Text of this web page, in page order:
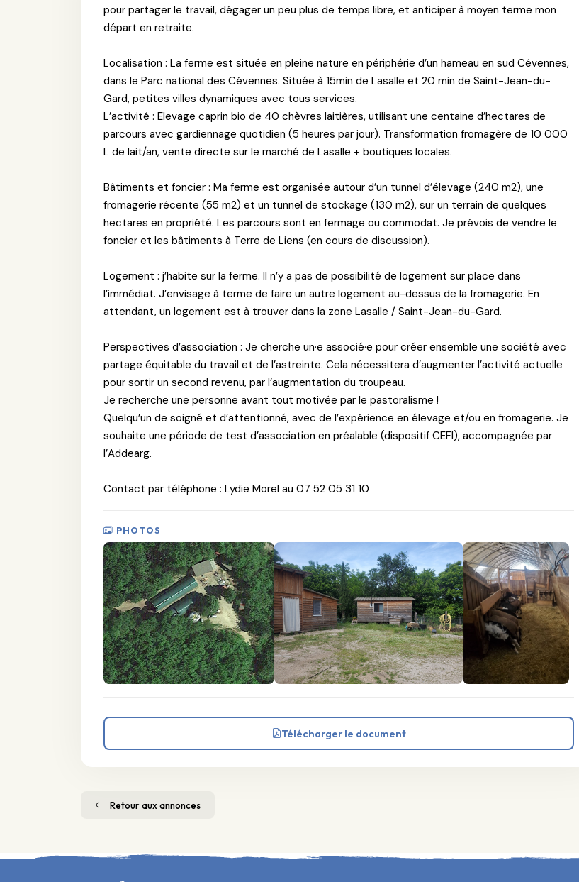
pour partager le travail, dégager un peu plus de temps libre, et anticiper à moyen terme mon
départ en retraite.
Localisation : La ferme est située en pleine nature en périphérie d’un hameau en sud Cévennes,
dans le Parc national des Cévennes. Située à 15min de Lasalle et 20 min de Saint-Jean-du-
Gard, petites villes dynamiques avec tous services.
L’activité : Elevage caprin bio de 40 chèvres laitières, utilisant une centaine d’hectares de
parcours avec gardiennage quotidien (5 heures par jour). Transformation fromagère de 10 000
L de lait/an, vente directe sur le marché de Lasalle + boutiques locales.
Bâtiments et foncier : Ma ferme est organisée autour d’un tunnel d’élevage (240 m2), une
fromagerie récente (55 m2) et un tunnel de stockage (130 m2), sur un terrain de quelques
hectares en propriété. Les parcours sont en fermage ou commodat. Je prévois de vendre le
foncier et les bâtiments à Terre de Liens (en cours de discussion).
Logement : j’habite sur la ferme. Il n’y a pas de possibilité de logement sur place dans
l’immédiat. J’envisage à terme de faire un autre logement au-dessus de la fromagerie. En
attendant, un logement est à trouver dans la zone Lasalle / Saint-Jean-du-Gard.
Perspectives d’association : Je cherche un·e associé·e pour créer ensemble une société avec
partage équitable du travail et de l’astreinte. Cela nécessitera d’augmenter l’activité actuelle
pour sortir un second revenu, par l’augmentation du troupeau.
Je recherche une personne avant tout motivée par le pastoralisme !
Quelqu’un de soigné et d’attentionné, avec de l’expérience en élevage et/ou en fromagerie. Je
souhaite une période de test d’association en préalable (dispositif CEFI), accompagnée par
l’Addearg.
Contact par téléphone : Lydie Morel au 07 52 05 31 10
PHOTOS
Télécharger le document
Retour aux annonces